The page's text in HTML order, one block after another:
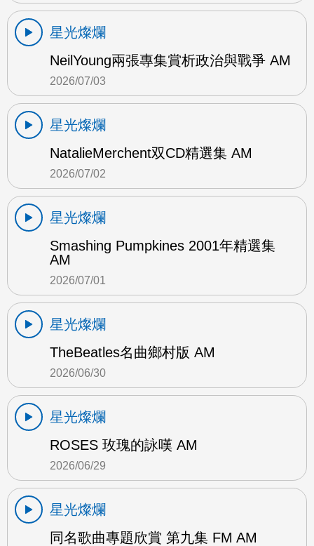
星光燦爛
NeilYoung兩張專集賞析政治與戰爭 AM
2026/07/03
星光燦爛
NatalieMerchent双CD精選集 AM
2026/07/02
星光燦爛
Smashing Pumpkines 2001年精選集
AM
2026/07/01
星光燦爛
TheBeatles名曲鄉村版 AM
2026/06/30
星光燦爛
ROSES 玫瑰的詠嘆 AM
2026/06/29
星光燦爛
同名歌曲專題欣賞 第九集 FM AM